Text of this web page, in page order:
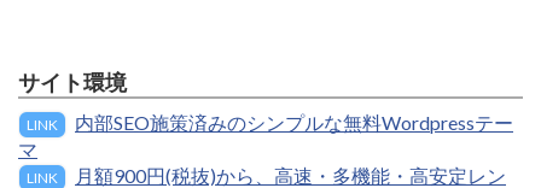
サイト環境
LINK
内部SEO施策済みのシンプルな無料Wordpressテー
マ
LINK
月額900円(税抜)から、高速・多機能・高安定レン